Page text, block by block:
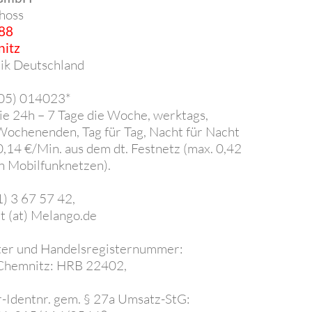
Deutschland
014023*
24h – 7 Tage die Woche, werktags,
Tag für Tag, Nacht für Nacht
€/Min. aus dem dt. Festnetz (max. 0,42
Mobilfunknetzen).
3 67 57 42,
(at) Melango.de
und Handelsregisternummer:
HRB 22402,
gem. § 27a Umsatz-StG: